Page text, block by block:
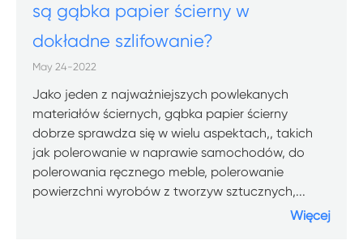
są gąbka papier ścierny w
dokładne szlifowanie?
May 24-2022
Jako jeden z najważniejszych powlekanych
materiałów ściernych, gąbka papier ścierny
dobrze sprawdza się w wielu aspektach,, takich
jak polerowanie w naprawie samochodów, do
polerowania ręcznego meble, polerowanie
powierzchni wyrobów z tworzyw sztucznych,...
Więcej